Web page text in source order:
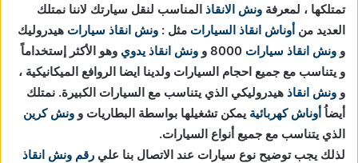
تمتلكها ، لمعرفة ونش الانقاذ المناسب لنقل سيارتك لاننا نمتلك
العديد من أوناش انقاذ السيارات مثل : ونش انقاذ سيارات هيدروليك
و ونش انقاذ سيارات ونش انقاذ يدوي وهو الأكثر إستخداماً
و يتناسب مع جميع احجام السيارات ولدينا ايضا الروافع الميكانيكية ،
و ونش انقاذ هيدروليكي الذي يتناسب مع السيارات الكبيرة. نمتلك
أيضاُأوناش كهربائية يمكن تشغيلها بواسطة البطاريات و ونش كرين
الذي يتناسب مع جميع أنواع السيارات.
لذلك يجب توضيح نوع سيارات عند الاتصال بنا علي رقم ونش انقاذ